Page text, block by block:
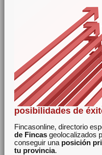
posibilidades de
Fincasonline, directorio
de Fincas geolocalizados
conseguir una posición
tu provincia.